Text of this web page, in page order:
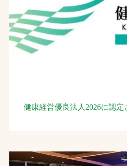
お取引先の皆様へ
プライバシーポリシー
ソーシャルメディアポリシー
健康経営優良法人2026に認定